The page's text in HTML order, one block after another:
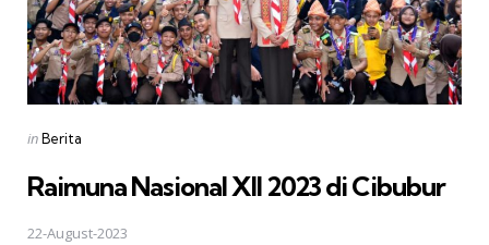
Posted
inBerita
Raimuna Nasional XII 2023 di Cibubur
22-August-2023